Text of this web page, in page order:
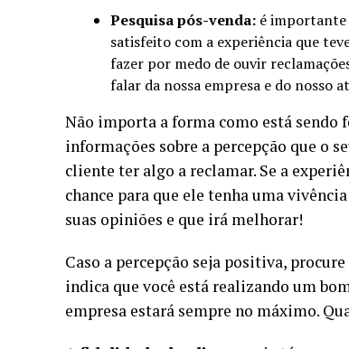
Pesquisa pós-venda: é importante
satisfeito com a experiência que
fazer por medo de ouvir
falar da nossa empresa e do nosso
Não importa a forma como está
informações sobre a percepção que o
cliente ter algo a reclamar. Se a
chance para que ele tenha uma
suas opiniões e que irá melhorar!
Caso a percepção seja positiva,
indica que você está realizando um
empresa estará sempre no máximo.